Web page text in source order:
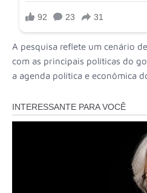
A pesquisa reflete um cenário
com as principais políticas do
a agenda política e econômica